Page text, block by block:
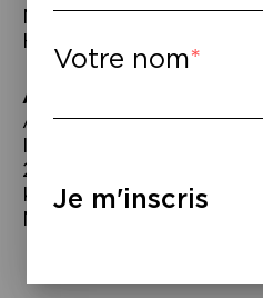
Mahmoud Darwich,
Hamza et Mourid Al-
À lire
À écouter – Interzone,
Intervalle Triton /
2013.
Khaled Aljaramani,
Mundi, 2013.
Votre nom
Je m'inscris